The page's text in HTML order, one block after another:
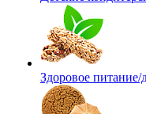
Здоровое питание/